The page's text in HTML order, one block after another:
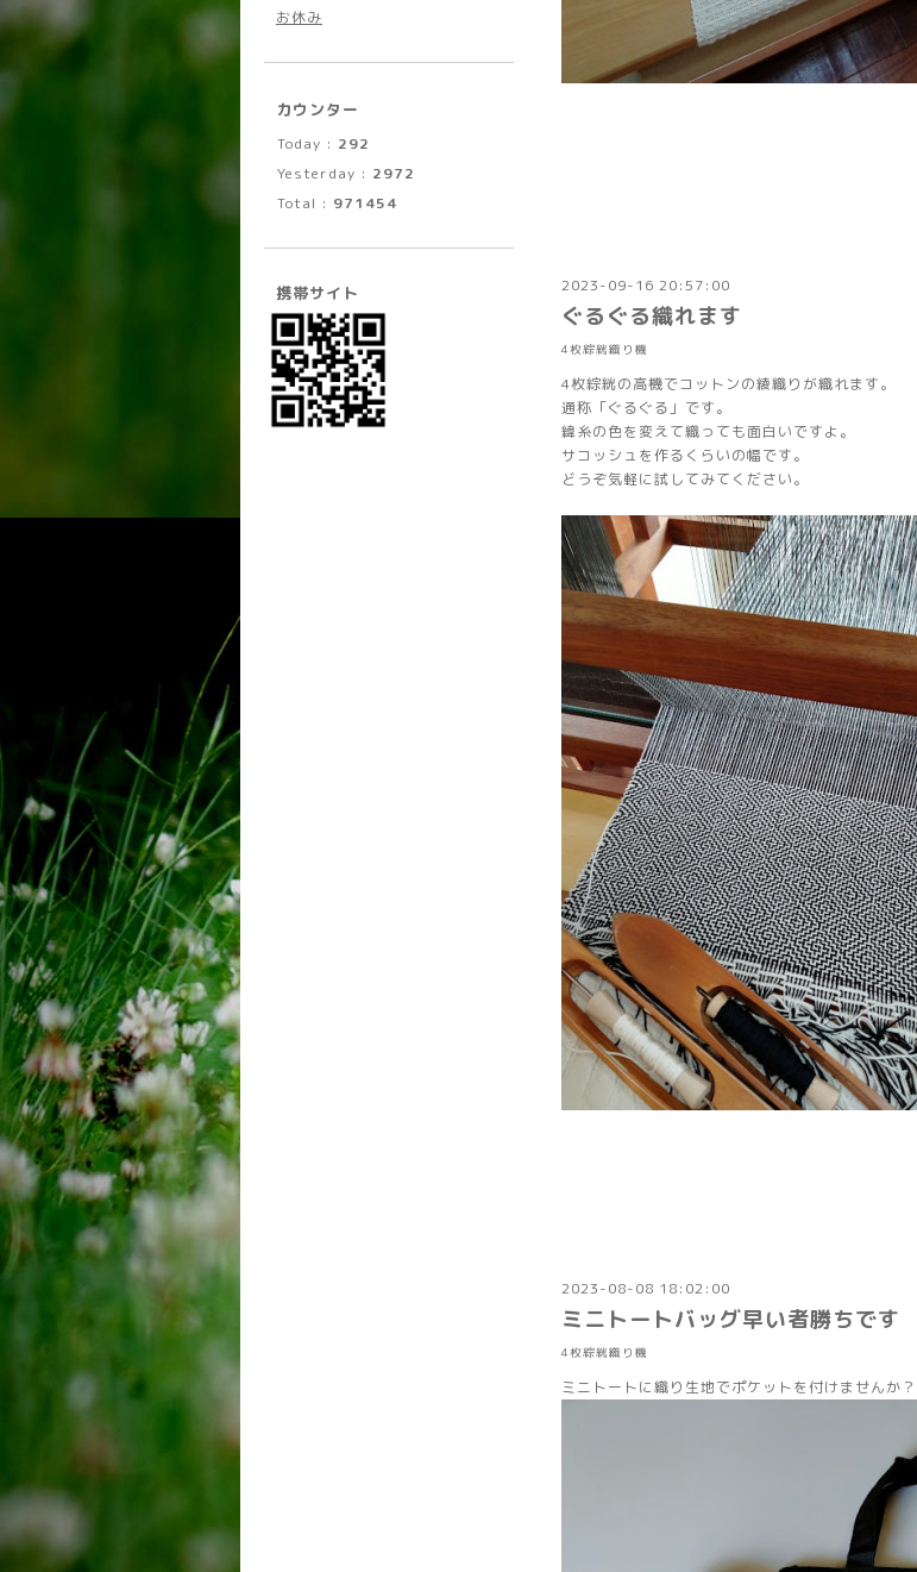
2023-09-16 20:57:00
ぐるぐる織れます
4枚綜絖織り機
4枚綜絖の高機でコットンの綾織りが織れます。
通称「ぐるぐる」です。
緯糸の色を変えて織っても面白いですよ。
サコッシュを作るくらいの幅です。
どうぞ気軽に試してみてください。
2023-08-08 18:02:00
ミニトートバッグ早い者勝ちです
4枚綜絖織り機
ミニトートに織り生地でポケットを付けませんか？
お休み
カウンター
Today : 292
Yesterday : 2972
Total : 971454
携帯サイト